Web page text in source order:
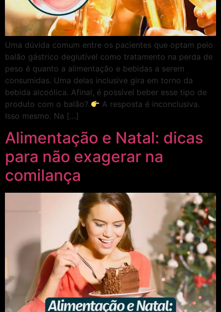
Uma dúvida comum entre os pacientes que optam pelo
balão gástrico deglutível como tratamento na perda de
peso é quanto a alimentação e bebidas a serem
consumidas. Uma delas inclusive gira em torno da
bebida alcoólica. Afinal, é possível beber esse tipo de
produto com o balão?
A resposta é inconclusiva.
Isso mesmo. Na […]
Alimentação e Natal: dicas
para não exagerar na
comilança